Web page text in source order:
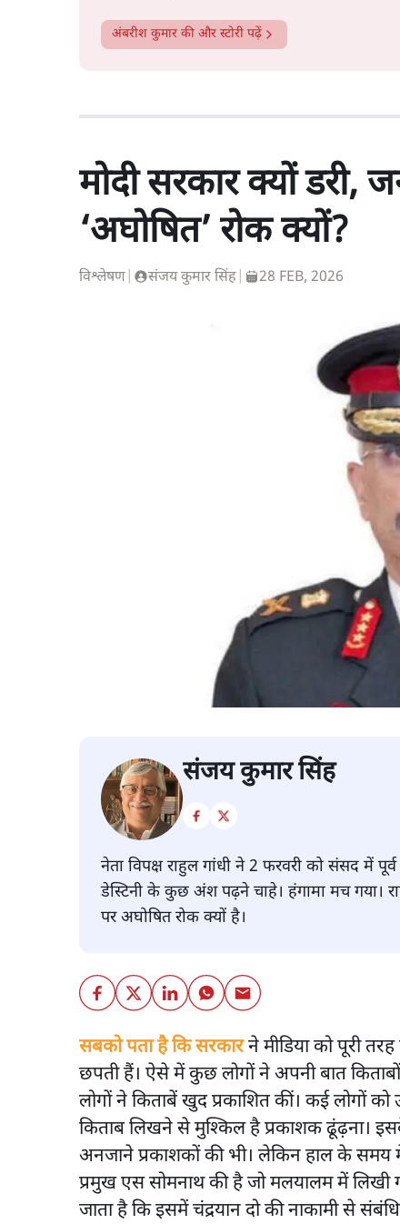
अंबरीश कुमार की और स्टोरी पढ़ें
मोदी सरकार क्यों डरी,
‘अघोषित’ रोक क्यों?
विश्लेषण संजय कुमार सिंह 28 FEB, 2026
संजय कुमार सिंह
नेता विपक्ष राहुल गांधी ने 2 फरवरी को संसद में
डेस्टिनी के कुछ अंश पढ़ने चाहे। हंगामा मच गया।
पर अघोषित रोक क्यों है।
सबको पता है कि सरकारने मीडिया को पूरी
छपती हैं। ऐसे में कुछ लोगों ने अपनी बात
लोगों ने किताबें खुद प्रकाशित कीं। कई लोगों
किताब लिखने से मुश्किल है प्रकाशक ढूंढ़ना।
अनजाने प्रकाशकों की भी। लेकिन हाल के समय
प्रमुख एस सोमनाथ की है जो मलयालम में लिखी
जाता है कि इसमें चंद्रयान दो की नाकामी से